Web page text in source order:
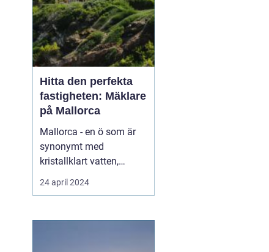
Hitta den perfekta
fastigheten: Mäklare
på Mallorca
Mallorca - en ö som är
synonymt med
kristallklart vatten,
varma solstrålar,
maleriska
nattliv. Denna spanska ö
24 april 2024